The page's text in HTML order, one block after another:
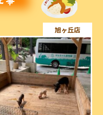
旭ヶ丘店